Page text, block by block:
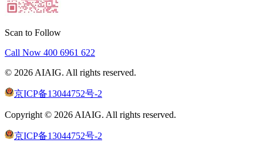
Scan to Follow
Call Now 400 6961 622
© 2026 AIAIG. All rights reserved.
京ICP备13044752号-2
Copyright © 2026 AIAIG. All rights reserved.
京ICP备13044752号-2